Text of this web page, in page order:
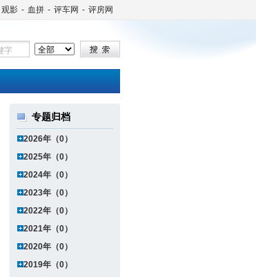
观影 - 血拼 - 评车网 - 评房网
专题归档
2026年（0）
2025年（0）
2024年（0）
2023年（0）
2022年（0）
2021年（0）
2020年（0）
2019年（0）